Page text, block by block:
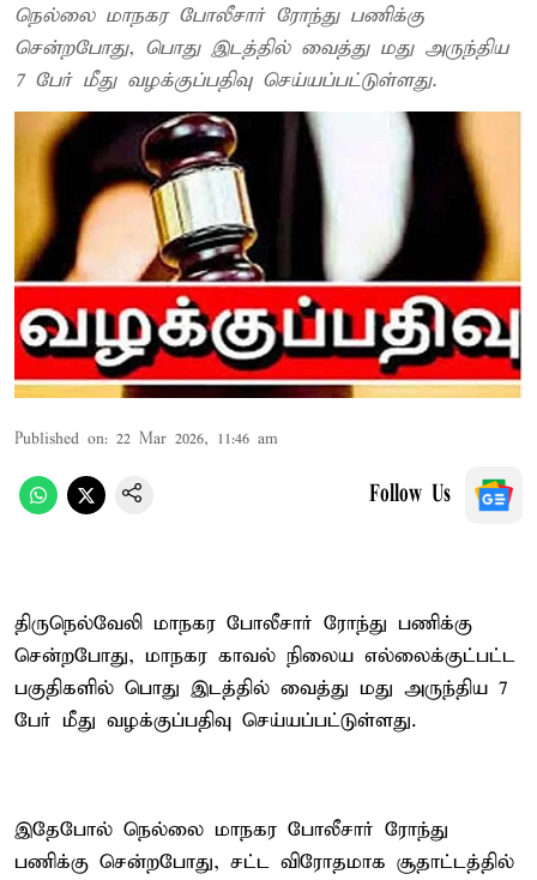
நெல்லை மாநகர போலீசார் ரோந்து பணிக்கு
சென்றபோது, பொது இடத்தில் வைத்து மது அருந்திய
7 பேர் மீது வழக்குப்பதிவு செய்யப்பட்டுள்ளது.
Published on: 22 Mar 2026, 11:46 am
Follow Us
திருநெல்வேலி மாநகர போலீசார் ரோந்து பணிக்கு
சென்றபோது, மாநகர காவல் நிலைய எல்லைக்குட்பட்ட
பகுதிகளில் பொது இடத்தில் வைத்து மது அருந்திய 7
பேர் மீது வழக்குப்பதிவு செய்யப்பட்டுள்ளது.
இதேபோல் நெல்லை மாநகர போலீசார் ரோந்து
பணிக்கு சென்றபோது, சட்ட விரோதமாக சூதாட்டத்தில்